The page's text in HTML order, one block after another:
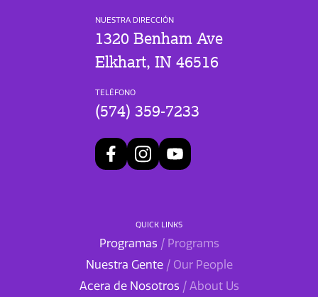
NUESTRA DIRECCIÓN
1320 Benham Ave
Elkhart, IN 46516
TELÉFONO
(574) 359-7233
QUICK LINKS
Programas / Programs
Nuestra Gente / Our People
Acera de Nosotros / About Us